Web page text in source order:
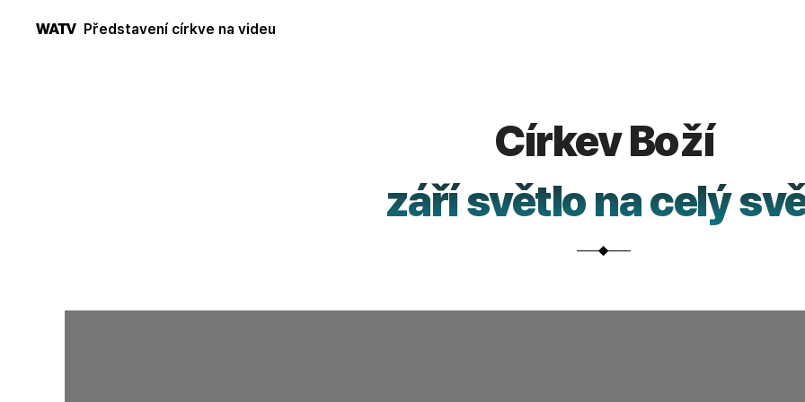
WATV Představení církve na videu
Představení
církve
videu
Církev Boží
září světlo na celý